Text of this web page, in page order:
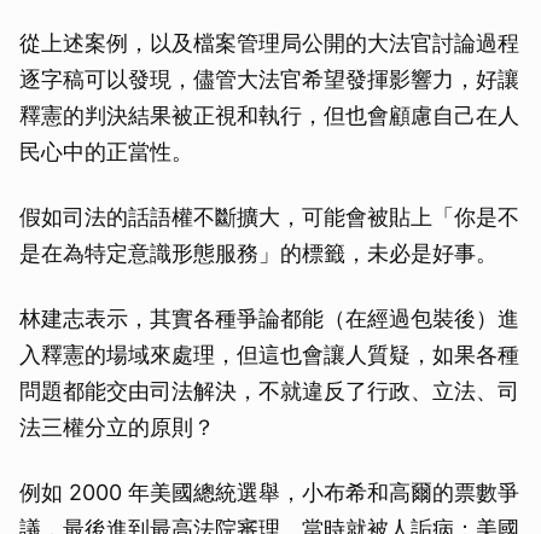
從上述案例，以及檔案管理局公開的大法官討論過程
逐字稿可以發現，儘管大法官希望發揮影響力，好讓
釋憲的判決結果被正視和執行，但也會顧慮自己在人
民心中的正當性。
假如司法的話語權不斷擴大，可能會被貼上「你是不
是在為特定意識形態服務」的標籤，未必是好事。
林建志表示，其實各種爭論都能（在經過包裝後）進
入釋憲的場域來處理，但這也會讓人質疑，如果各種
問題都能交由司法解決，不就違反了行政、立法、司
法三權分立的原則？
例如 2000 年美國總統選舉，小布希和高爾的票數爭